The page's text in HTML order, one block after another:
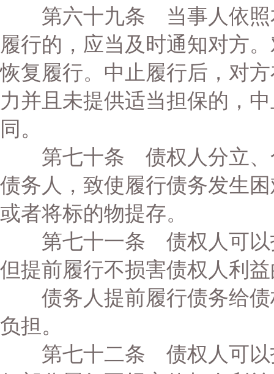
第六十九条 当事人依照
履行的，应当及时通知对方
恢复履行。中止履行后，对
力并且未提供适当担保的，
同。
第七十条 债权人分立、
债务人，致使履行债务发生
或者将标的物提存。
第七十一条 债权人可以
但提前履行不损害债权人利
债务人提前履行债务给债
负担。
第七十二条 债权人可以